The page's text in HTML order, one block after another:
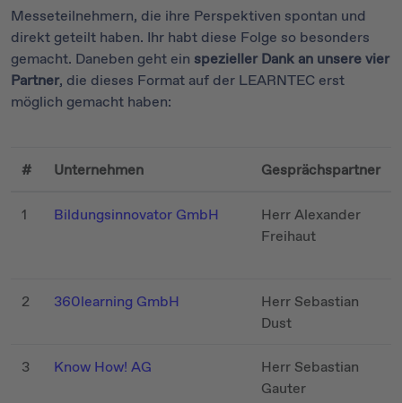
Messeteilnehmern, die ihre Perspektiven spontan und
direkt geteilt haben. Ihr habt diese Folge so besonders
gemacht. Daneben geht ein spezieller Dank an unsere vier
Partner, die dieses Format auf der LEARNTEC erst
möglich gemacht haben:
# Unternehmen Gesprächspartner
1 Bildungsinnovator GmbH
Herr Alexander
Freihaut
2 360learning GmbH
Herr Sebastian
Dust
3 Know How! AG
Herr Sebastian
Gauter